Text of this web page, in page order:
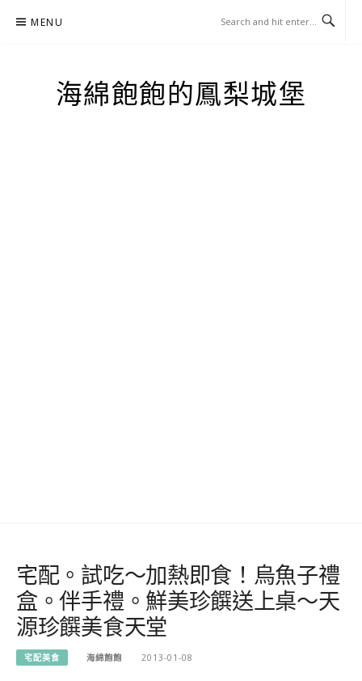
MENU
海綿飽飽的鳳梨城堡
宅配。試吃～加熱即食！烏魚子禮
盒。伴手禮。鮮美珍饌送上桌～天
源珍饌美食天堂
宅配美食 海綿飽飽 2013-01-08